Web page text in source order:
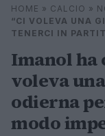
Cerca
HOME » CALCIO »
“CI VOLEVA UNA
TENERCI IN
Imanol ha
voleva
odierna
modo